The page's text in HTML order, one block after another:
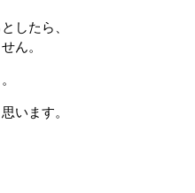
したら、
ん。
います。